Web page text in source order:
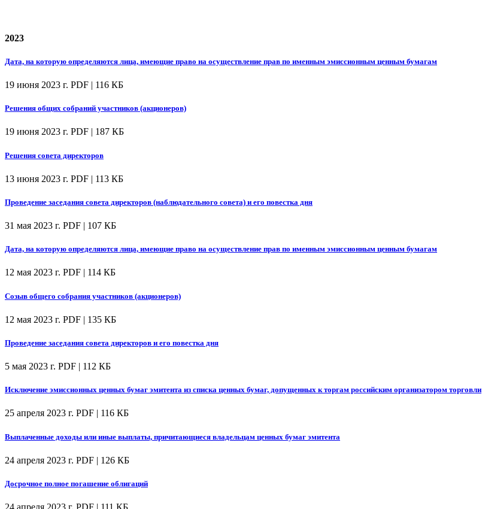
2023
Дата, на которую определяются лица, имеющие право на осуществление прав по именным эмиссионным ценным бумагам
19 июня 2023 г. PDF | 116 КБ
Решения общих собраний участников (акционеров)
19 июня 2023 г. PDF | 187 КБ
Решения совета директоров
13 июня 2023 г. PDF | 113 КБ
Проведение заседания совета директоров (наблюдательного совета) и его повестка дня
31 мая 2023 г. PDF | 107 КБ
Дата, на которую определяются лица, имеющие право на осуществление прав по именным эмиссионным ценным бумагам
12 мая 2023 г. PDF | 114 КБ
Созыв общего собрания участников (акционеров)
12 мая 2023 г. PDF | 135 КБ
Проведение заседания совета директоров и его повестка дня
5 мая 2023 г. PDF | 112 КБ
Исключение эмиссионных ценных бумаг эмитента из списка ценных бумаг, допущенных к торгам российским организатором торговли
25 апреля 2023 г. PDF | 116 КБ
Выплаченные доходы или иные выплаты, причитающиеся владельцам ценных бумаг эмитента
24 апреля 2023 г. PDF | 126 КБ
Досрочное полное погашение облигаций